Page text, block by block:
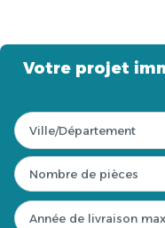
Votre projet